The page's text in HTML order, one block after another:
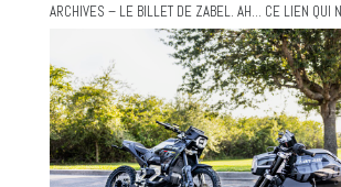
ARCHIVES – LE BILLET DE ZABEL. AH… CE LIEN QUI